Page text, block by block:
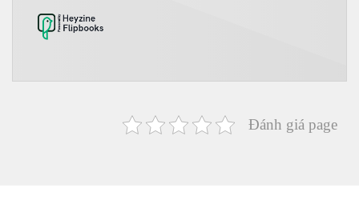
Đánh giá page